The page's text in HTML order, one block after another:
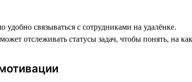
связываться с сотрудниками на удалёнке.
отслеживать статусы задач, чтобы понять, на